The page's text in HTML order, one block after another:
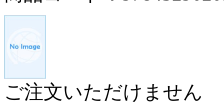
ご注文いただけません